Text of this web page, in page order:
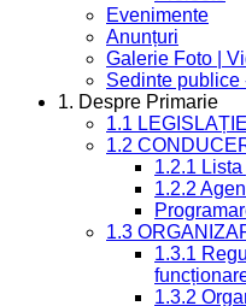
Evenimente
Anunțuri
Galerie Foto |
Sedinte publice
1. Despre Primarie
1.1 LEGISLAȚIE
1.2
1.2.1
1.2.2
1.3
1.3.1
1.3.2